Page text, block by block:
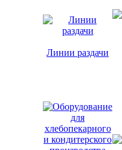
Линии раздачи